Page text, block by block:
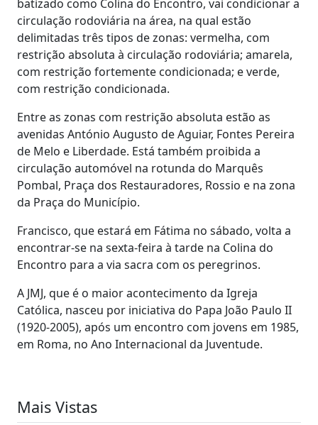
batizado como Colina do Encontro, vai condicionar a
circulação rodoviária na área, na qual estão
delimitadas três tipos de zonas: vermelha, com
restrição absoluta à circulação rodoviária; amarela,
com restrição fortemente condicionada; e verde,
com restrição condicionada.
Entre as zonas com restrição absoluta estão as
avenidas António Augusto de Aguiar, Fontes Pereira
de Melo e Liberdade. Está também proibida a
circulação automóvel na rotunda do Marquês
Pombal, Praça dos Restauradores, Rossio e na zona
da Praça do Município.
Francisco, que estará em Fátima no sábado, volta a
encontrar-se na sexta-feira à tarde na Colina do
Encontro para a via sacra com os peregrinos.
A JMJ, que é o maior acontecimento da Igreja
Católica, nasceu por iniciativa do Papa João Paulo II
(1920-2005), após um encontro com jovens em 1985,
em Roma, no Ano Internacional da Juventude.
Mais Vistas